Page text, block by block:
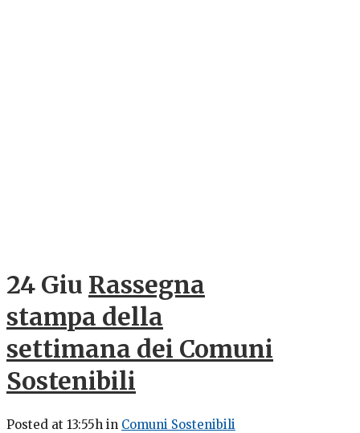
24 Giu Rassegna
stampa della
settimana dei Comuni
Sostenibili
Posted at 13:55h in Comuni Sostenibili